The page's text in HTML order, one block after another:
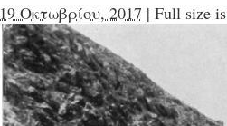
19 Οκτωβρίου, 2017 | Full size is